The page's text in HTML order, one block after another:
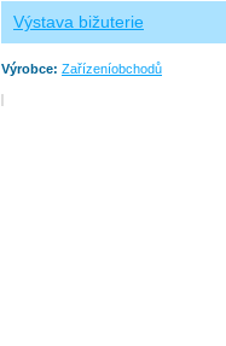
Výstava bižuterie
Výrobce: Zařízeníobchodů